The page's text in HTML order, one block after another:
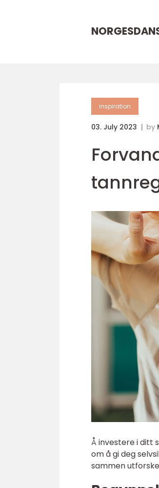
inspiration
03. July 2023 by
Å investere i ditt
om å gi deg
sammen